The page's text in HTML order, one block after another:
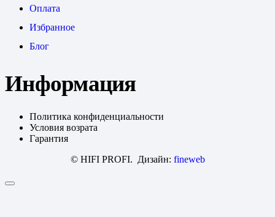
Оплата
Избранное
Блог
Информация
Политика конфиденциальности
Условия возрата
Гарантия
© HIFI PROFI. Дизайн: fineweb